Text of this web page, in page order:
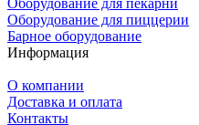
Оборудование для пиццерии
Барное оборудование
Информация
О компании
Доставка и оплата
Контакты